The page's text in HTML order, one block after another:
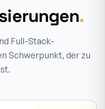
.
Full-Stack-
Schwerpunkt, der zu